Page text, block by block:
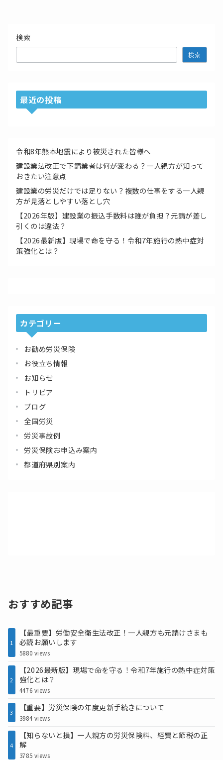
検索
検索
最近の投稿
令和8年熊本地震により被災された皆様へ
建設業法改正で下請業者は何が変わる？一人親方が知って
おきたい注意点
建設業の労災だけでは足りない？複数の仕事をする一人親
方が見落としやすい落とし穴
【2026年版】建設業の振込手数料は誰が負担？元請が差し
引くのは違法？
【2026最新版】現場で命を守る！令和7年施行の熱中症対
策強化とは？
カテゴリー
お勧め労災保険
お役立ち情報
お知らせ
トリビア
ブログ
全国労災
労災事故例
労災保険お申込み案内
都道府県別案内
おすすめ記事
1
【最重要】労働安全衛生法改正！一人親方も元請けさまも
必読お願いします
5880 views
2
【2026最新版】現場で命を守る！令和7年施行の熱中症対策
強化とは？
4476 views
3
【重要】労災保険の年度更新手続きについて
3984 views
4
【知らないと損】一人親方の労災保険料、経費と節税の正
解
3785 views